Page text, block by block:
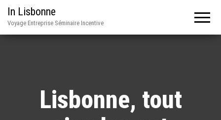
In Lisbonne
Voyage Entreprise Séminaire Incentive
Lisbonne, tout